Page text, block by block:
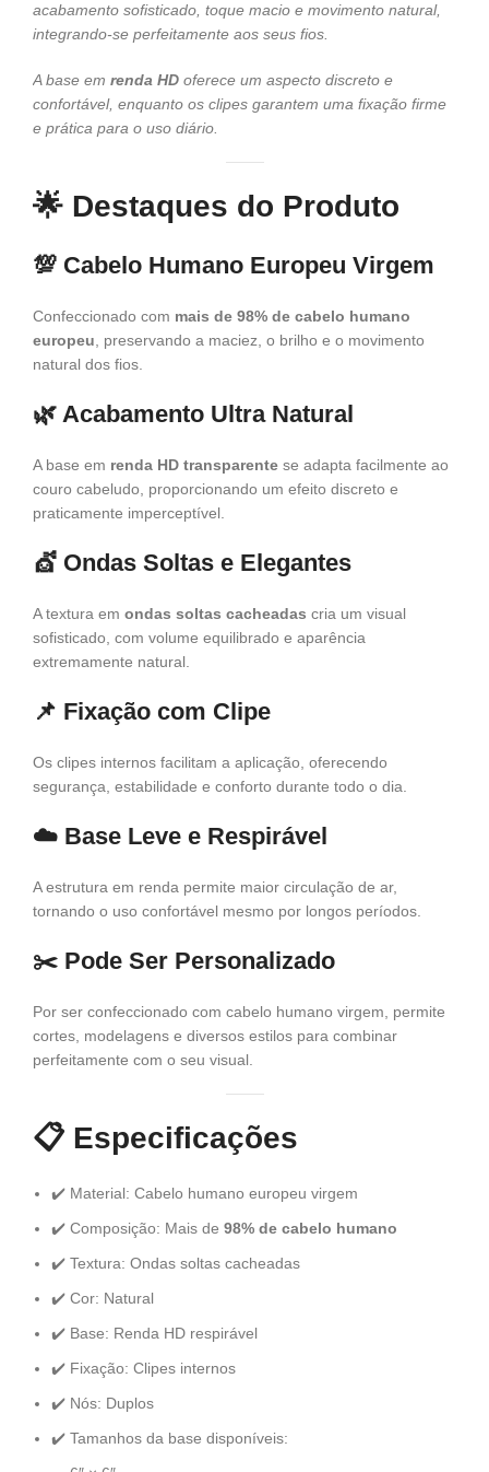
acabamento sofisticado, toque macio e movimento natural,
integrando-se perfeitamente aos seus fios.
A base em renda HD oferece um aspecto discreto e
confortável, enquanto os clipes garantem uma fixação firme
e prática para o uso diário.
🌟 Destaques do Produto
💯 Cabelo Humano Europeu Virgem
Confeccionado com mais de 98% de cabelo humano
europeu, preservando a maciez, o brilho e o movimento
natural dos fios.
🌿 Acabamento Ultra Natural
A base em renda HD transparente se adapta facilmente ao
couro cabeludo, proporcionando um efeito discreto e
praticamente imperceptível.
💇 Ondas Soltas e Elegantes
A textura em ondas soltas cacheadas cria um visual
sofisticado, com volume equilibrado e aparência
extremamente natural.
📌 Fixação com Clipe
Os clipes internos facilitam a aplicação, oferecendo
segurança, estabilidade e conforto durante todo o dia.
☁️ Base Leve e Respirável
A estrutura em renda permite maior circulação de ar,
tornando o uso confortável mesmo por longos períodos.
✂️ Pode Ser Personalizado
Por ser confeccionado com cabelo humano virgem, permite
cortes, modelagens e diversos estilos para combinar
perfeitamente com o seu visual.
📋 Especificações
✔️ Material: Cabelo humano europeu virgem
✔️ Composição: Mais de 98% de cabelo humano
✔️ Textura: Ondas soltas cacheadas
✔️ Cor: Natural
✔️ Base: Renda HD respirável
✔️ Fixação: Clipes internos
✔️ Nós: Duplos
✔️ Tamanhos da base disponíveis: